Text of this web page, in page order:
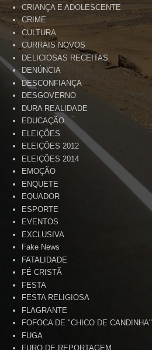
CRIANÇA E ADOLESCENTE
CRIME
CULTURA
CURRAIS NOVOS
DELICIOSAS RECEITAS
DENÚNCIA
DESCONFIANÇA
DESGOVERNO
DURA REALIDADE
EDUCAÇÃO
ELEIÇÕES
ELEIÇÕES 2012
ELEIÇÕES 2014
EMOÇÃO
ENQUETE
EQUADOR
ESPORTE
EVENTOS
EXCLUSIVA
Fake News
FATALIDADE
FÉ CRISTÃ
FESTA
FESTA RELIGIOSA
FLAGRANTE
FOFOCA DE "CHICO DE CANDINHA"
FUGA
FURO DE REPORTAGEM